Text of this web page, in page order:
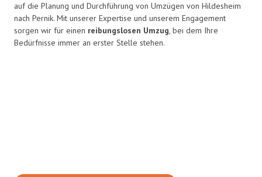
auf die Planung und Durchführung von Umzügen von Hildesheim
nach Pernik. Mit unserer Expertise und unserem Engagement
sorgen wir für einen reibungslosen Umzug, bei dem Ihre
Bedürfnisse immer an erster Stelle stehen.